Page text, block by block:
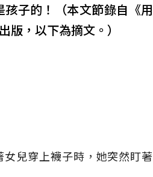
子的！（本文節錄自《用
，以下為摘文。）
兒穿上襪子時，她突然盯著